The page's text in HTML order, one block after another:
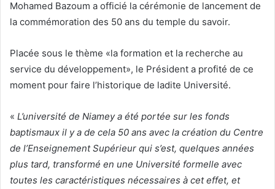
l
Mohamed Bazoum a officié la cérémonie de lancement de
la commémoration des 50 ans du temple du savoir.
Placée sous le thème «la formation et la recherche au
service du développement», le Président a profité de ce
moment pour faire l’historique de ladite Université.
« L’université de Niamey a été portée sur les fonds
baptismaux il y a de cela 50 ans avec la création du Centre
de l’Enseignement Supérieur qui s’est, quelques années
plus tard, transformé en une Université formelle avec
toutes les caractéristiques nécessaires à cet effet, et